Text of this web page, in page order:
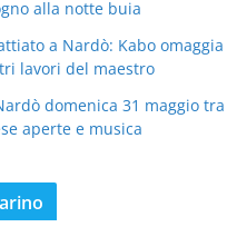
alla notte buia
a Nardò: Kabo omaggia
lavori del maestro
domenica 31 maggio
aperte e musica